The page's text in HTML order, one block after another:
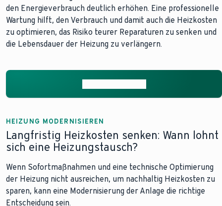
den Energieverbrauch deutlich erhöhen. Eine professionelle
Wartung hilft, den Verbrauch und damit auch die Heizkosten
zu optimieren, das Risiko teurer Reparaturen zu senken und
die Lebensdauer der Heizung zu verlängern.
HEIZUNG MODERNISIEREN
Langfristig Heizkosten senken: Wann lohnt
sich eine Heizungstausch?
Wenn Sofortmaßnahmen und eine technische Optimierung
der Heizung nicht ausreichen, um nachhaltig Heizkosten zu
sparen, kann eine Modernisierung der Anlage die richtige
Entscheidung sein.